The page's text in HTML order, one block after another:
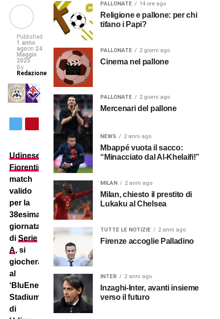
Published
1 anno
agoon 24
Maggio
2025
By
Redazione
Udinese
Fiorentina
match
valido
per la
38esima
giornata
di Serie
A, si
giocherà
al
‘BluEnergy
Stadium’
di
PALLONATE 14 ore ago
Religione e pallone: per chi
tifano i Papi?
PALLONATE 2 giorni ago
Cinema nel pallone
PALLONATE 2 giorni ago
Mercenari del pallone
NEWS 2 anni ago
Mbappé vuota il sacco:
“Minacciato dal Al-Khelaifi!”
MILAN 2 anni ago
Milan, chiesto il prestito di
Lukaku al Chelsea
TUTTE LE NOTIZIE 2 anni ago
Firenze accoglie Palladino
INTER 2 anni ago
Inzaghi-Inter, avanti insieme
verso il futuro